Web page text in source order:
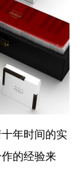
年时间的实
的经验来